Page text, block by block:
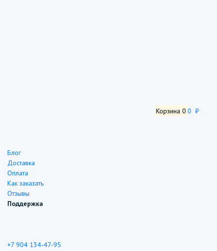
Корзина 0 0 ₽
Блог
Доставка
Оплата
Как заказать
Отзывы
Поддержка
+7 904 134-47-95